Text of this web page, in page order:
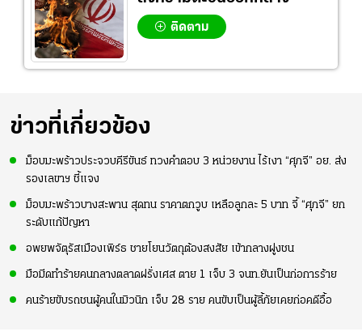
ติดตาม
ข่าวที่เกี่ยวข้อง
ม็อบมะพร้าวประจวบคีรีขันธ์ ทวงคำตอบ 3 หน่วยงาน ไร้เงา “ศุภจี” อย. ส่ง
รองเลขาฯ ชี้แจง
ม็อบมะพร้าวบางสะพาน สุดทน ราคาตกวูบ เหลือลูกละ 5 บาท จี้ “ศุภจี” ยก
ระดับแก้ปัญหา
อพยพจัตุรัสเมืองเพิร์ธ ชายโยนวัตถุต้องสงสัย เข้ากลางฝูงชน
มือมีดทำร้ายคนกลางตลาดฝรั่งเศส ตาย 1 เจ็บ 3 จนท.ยันเป็นก่อการร้าย
คนร้ายขับรถชนผู้คนในมิวนิก เจ็บ 28 ราย คนขับเป็นผู้ลี้ภัยเคยก่อคดีอื้อ